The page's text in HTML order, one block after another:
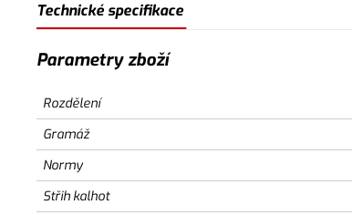
Technické specifikace
Parametry zboží
Rozdělení
Gramáž
Normy
Střih kalhot